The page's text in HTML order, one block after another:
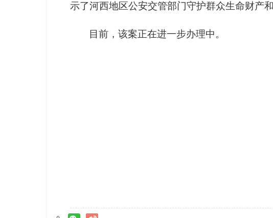
示了河西地区公安交管部门守护群众生命财产
目前，该案正在进一步办理中。